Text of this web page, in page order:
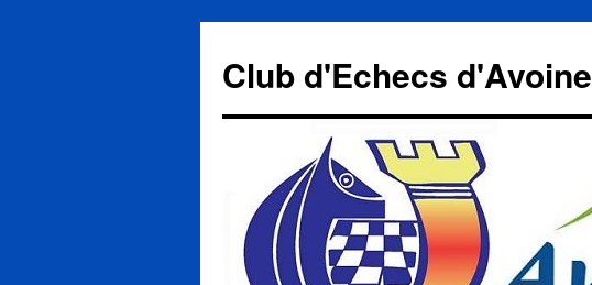
contenu
Club d'Echecs d'Avoine